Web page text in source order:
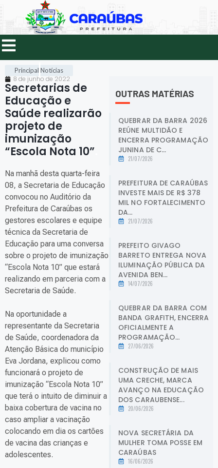
Principal Notícias
8 de junho de 2022
Secretarias de
Educação e
Saúde realizarão
projeto de
imunização
“Escola Nota 10”
Na manhã desta quarta-feira
08, a Secretaria de Educação
convocou no Auditório da
Prefeitura de Caraúbas os
gestores escolares e equipe
técnica da Secretaria de
Educação para uma conversa
sobre o projeto de imunização
“Escola Nota 10” que estará
realizando em parceria com a
Secretaria de Saúde.
Na oportunidade a
representante da Secretaria
de Saúde, coordenadora da
Atenção Básica do município
Eva Jordana, explicou como
funcionará o projeto de
imunização “Escola Nota 10”
que terá o intuito de diminuir a
baixa cobertura de vacina no
caso ampliar a vacinação
colocando em dia os cartões
de vacina das crianças e
adolescentes.
OUTRAS MATÉRIAS
QUEBRAR DA BARRA 2026
REÚNE MULTIDÃO E
ENCERRA PROGRAMAÇÃO
JUNINA DE C...
21/07/2026
PREFEITURA DE CARAÚBAS
INVESTE MAIS DE R$ 378
MIL NO FORTALECIMENTO
DA...
21/07/2026
PREFEITO GIVAGO
BARRETO ENTREGA NOVA
ILUMINAÇÃO PÚBLICA DA
AVENIDA BEN...
14/07/2026
QUEBRAR DA BARRA COM
BANDA GRAFITH, ENCERRA
OFICIALMENTE A
PROGRAMAÇÃO...
27/06/2026
CONSTRUÇÃO DE MAIS
UMA CRECHE, MARCA
AVANÇO NA EDUCAÇÃO
DOS CARAUBENSE...
20/06/2026
NOVA SECRETÁRIA DA
MULHER TOMA POSSE EM
CARAÚBAS
16/06/2026